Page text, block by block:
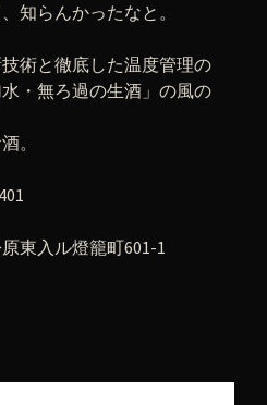
知らんかったなと。
術と徹底した温度管理の
・無ろ過の生酒」の風の
。
東入ル燈籠町601-1